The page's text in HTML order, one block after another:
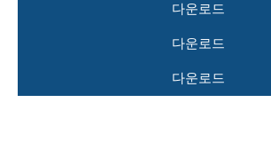
다운로드
다운로드
다운로드